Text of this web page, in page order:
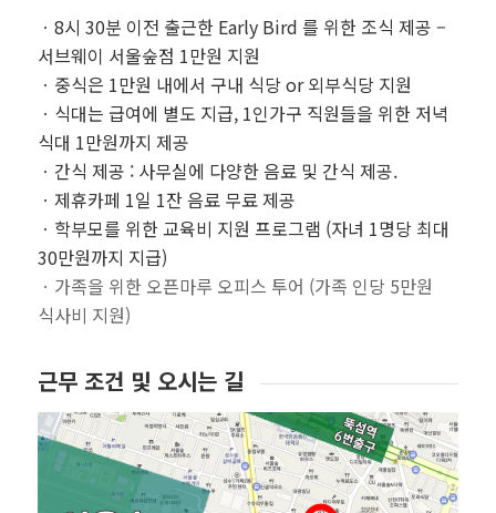
ㆍ8시 30분 이전 출근한 Early Bird 를 위한 조식 제공 –
서브웨이 서울숲점 1만원 지원
ㆍ중식은 1만원 내에서 구내 식당 or 외부식당 지원
ㆍ식대는 급여에 별도 지급, 1인가구 직원들을 위한 저녁
식대 1만원까지 제공
ㆍ간식 제공 : 사무실에 다양한 음료 및 간식 제공.
ㆍ제휴카페 1일 1잔 음료 무료 제공
ㆍ학부모를 위한 교육비 지원 프로그램 (자녀 1명당 최대
30만원까지 지급)
ㆍ가족을 위한 오픈마루 오피스 투어 (가족 인당 5만원
식사비 지원)
근무 조건 및 오시는 길